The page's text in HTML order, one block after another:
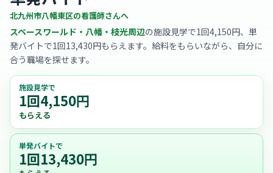
北九州市八幡東区の看護師さんへ
スペースワールド・八幡・枝光周辺の施設見学で1回4,150円、単
発バイトで1回13,430円もらえます。給料をもらいながら、自分に
合う職場を探せます。
施設見学で
1回4,150円
もらえる
単発バイトで
1回13,430円